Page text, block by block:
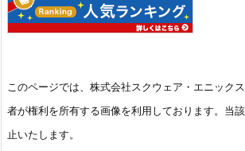
このページでは、株式会社スクウェア・エニック
者が権利を所有する画像を利用しております。当
止いたします。